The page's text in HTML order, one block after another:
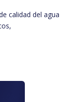
calidad del agua